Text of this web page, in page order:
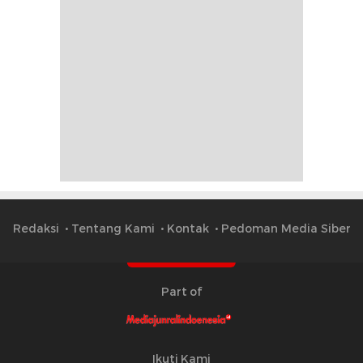
Redaksi Tentang Kami Kontak Pedoman Media Siber
Part of
Ikuti Kami